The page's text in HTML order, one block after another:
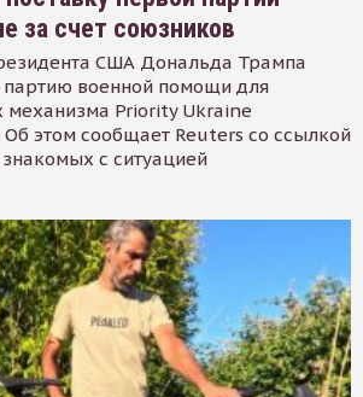
за счет союзников
США Дональда Трампа
военной помощи для
механизма Priority Ukraine
этом сообщает Reuters со ссылкой
с ситуацией